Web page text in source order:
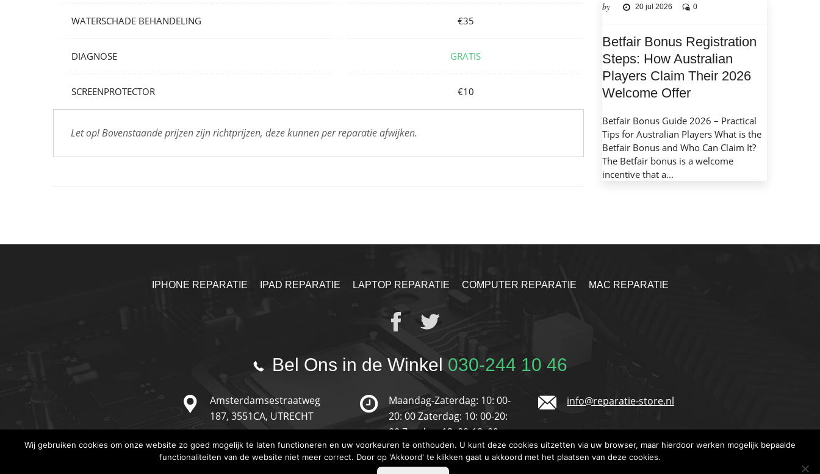
WATERSCHADE BEHANDELING €35
DIAGNOSE GRATIS
SCREENPROTECTOR €10
Let op! Bovenstaande prijzen zijn richtprijzen, deze kunnen per reparatie afwijken.
by 20 jul 2026 0
Betfair Bonus Registration
Steps: How Australian
Players Claim Their 2026
Welcome Offer
Betfair Bonus Guide 2026 – Practical
Tips for Australian Players What is the
Betfair Bonus and Who Can Claim It?
The Betfair bonus is a welcome
incentive that a...
IPHONE REPARATIE IPAD REPARATIE LAPTOP REPARATIE COMPUTER REPARATIE MAC REPARATIE
Bel Ons in de Winkel 030-244 10 46
Amsterdamsestraatweg
187, 3551CA, UTRECHT
Maandag-Zaterdag: 10: 00-
20: 00 Zaterdag: 10: 00-20:
00Zondag: 13: 00-18: 00
info@reparatie-store.nl
© 2019 Reparatie-Store. Alle Rechten Voorbehouden.
Wij gebruiken cookies om onze website zo goed mogelijk te laten functioneren en uw voorkeuren te onthouden. U kunt deze cookies uitzetten via uw browser, maar hierdoor werken mogelijk bepaalde
functionaliteiten van de website niet meer correct. Door op 'Akkoord' te klikken gaat u akkoord met het plaatsen van deze cookies.